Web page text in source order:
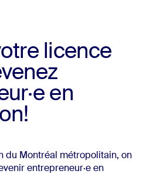
licence
en
du Montréal métropolitain, on
entrepreneur·e en